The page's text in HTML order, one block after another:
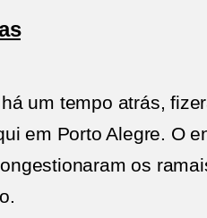
diz:
um tempo atrás,
em Porto Alegre. O
os